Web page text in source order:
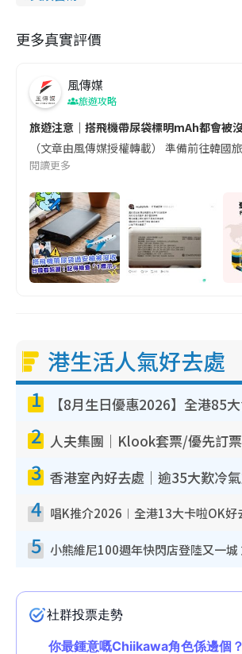
更多真實評價
風傳媒
旅遊攻略
旅遊注意｜搭飛機帶尿袋標明mAh都會被
（文章由風傳媒授權轉載） 準備前往韓
閱讀更多
港生活人氣好去處
1
2
3
4
5